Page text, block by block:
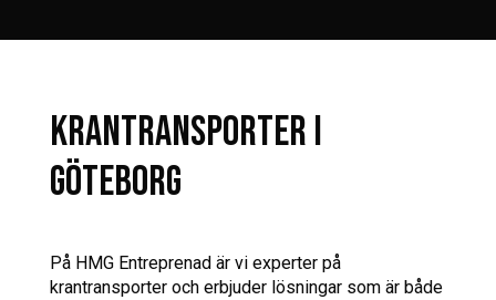
KRANTRANSPORTER I
GÖTEBORG
På HMG Entreprenad är vi experter på
krantransporter och erbjuder lösningar som är både